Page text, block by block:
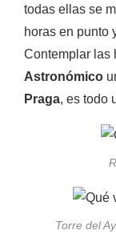
todas ellas se
horas en punto
Contemplar las
Astronómico u
Praga, es todo
Torre del